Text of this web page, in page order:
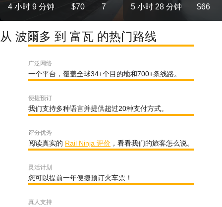
4 小时 9 分钟 $70 7 5 小时 28 分钟 $66
从 波爾多 到 富瓦 的热门路线
广泛网络
一个平台，覆盖全球34+个目的地和700+条线路。
便捷预订
我们支持多种语言并提供超过20种支付方式。
评分优秀
阅读真实的 Rail Ninja 评价 ，看看我们的旅客怎么说。
灵活计划
您可以提前一年便捷预订火车票！
真人支持